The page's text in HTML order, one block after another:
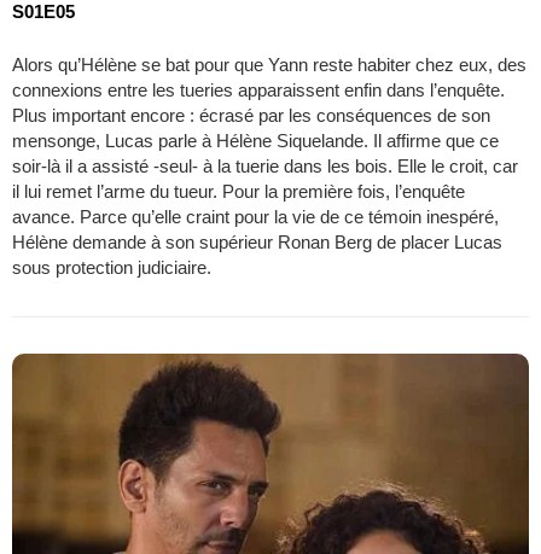
S01E05
Alors qu’Hélène se bat pour que Yann reste habiter chez eux, des
connexions entre les tueries apparaissent enfin dans l’enquête.
Plus important encore : écrasé par les conséquences de son
mensonge, Lucas parle à Hélène Siquelande. Il affirme que ce
soir-là il a assisté -seul- à la tuerie dans les bois. Elle le croit, car
il lui remet l’arme du tueur. Pour la première fois, l’enquête
avance. Parce qu’elle craint pour la vie de ce témoin inespéré,
Hélène demande à son supérieur Ronan Berg de placer Lucas
sous protection judiciaire.